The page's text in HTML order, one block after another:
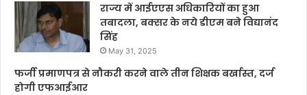
राज्य में आईएएस अधिकारियों का हुआ
तबादला, बक्सर के नये डीएम बने विद्यानंद
सिंह
May 31, 2025
फर्जी प्रमाणपत्र से नौकरी करने वाले तीन शिक्षक बर्खास्त, दर्ज
होगी एफआईआर